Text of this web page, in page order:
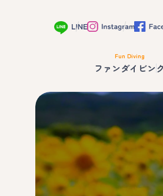
Fun Diving
ファンダイビン